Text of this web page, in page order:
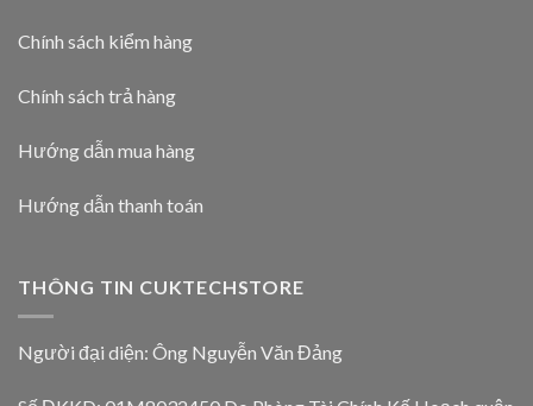
Chính sách kiểm hàng
Chính sách trả hàng
Hướng dẫn mua hàng
Hướng dẫn thanh toán
THÔNG TIN CUKTECHSTORE
Người đại diện: Ông Nguyễn Văn Đảng